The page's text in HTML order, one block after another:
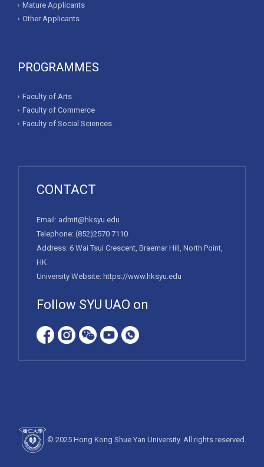
Mature Applicants
Other Applicants
PROGRAMMES
Faculty of Arts
Faculty of Commerce
Faculty of Social Sciences
CONTACT
Email: admit@hksyu.edu
Telephone: (852)2570 7110
Address: 6 Wai Tsui Crescent, Braemar Hill, North Point,
HK
University Website: https://www.hksyu.edu
Follow SYU UAO on
© 2025 Hong Kong Shue Yan University. All rights reserved.